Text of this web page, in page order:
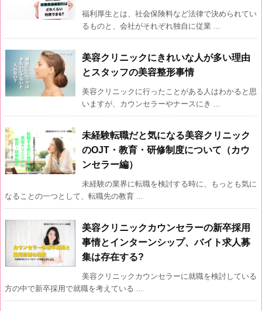
福利厚生とは、社会保険料など法律で決められてい
るものと、会社がそれぞれ独自に従業 ...
美容クリニックにきれいな人が多い理由
とスタッフの美容整形事情
美容クリニックに行ったことがある人はわかると思
いますが、カウンセラーやナースにき ...
未経験転職だと気になる美容クリニック
のOJT・教育・研修制度について（カウ
ンセラー編）
未経験の業界に転職を検討する時に、もっとも気に
なることの一つとして、転職先の教育 ...
美容クリニックカウンセラーの新卒採用
事情とインターンシップ、バイト求人募
集は存在する?
美容クリニックカウンセラーに就職を検討している
方の中で新卒採用で就職を考えている ...